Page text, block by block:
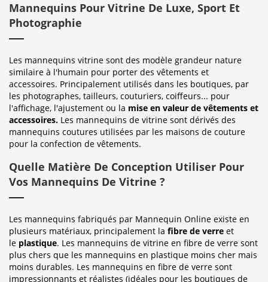
Mannequins Pour Vitrine De Luxe, Sport Et
Photographie
Les mannequins vitrine sont des modèle grandeur nature
similaire à l'humain pour porter des vêtements et
accessoires. Principalement utilisés dans les boutiques, par
les photographes, tailleurs, couturiers, coiffeurs... pour
l'affichage, l'ajustement ou la mise en valeur de vêtements et
accessoires. Les mannequins de vitrine sont dérivés des
mannequins coutures utilisées par les maisons de couture
pour la confection de vêtements.
Quelle Matière De Conception Utiliser Pour
Vos Mannequins De Vitrine ?
Les mannequins fabriqués par Mannequin Online existe en
plusieurs matériaux, principalement la fibre de verre et
le plastique. Les mannequins de vitrine en fibre de verre sont
plus chers que les mannequins en plastique moins cher mais
moins durables. Les mannequins en fibre de verre sont
impressionnants et réalistes (idéales pour les boutiques de